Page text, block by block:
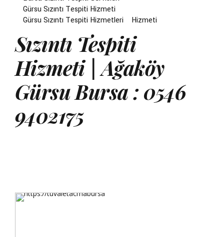
Gürsu Sızıntı Tespiti Hizmeti
Gürsu Sızıntı Tespiti Hizmetleri
Hizmeti
Sızıntı Tespiti
Hizmeti | Ağaköy
Gürsu Bursa : 0546
9402175